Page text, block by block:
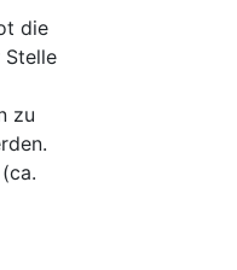
die
Stelle
zu